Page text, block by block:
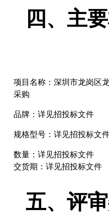
四、 主
项目名称： 深圳市龙岗区
采购
品牌：详见招投标文件
规格型号：详见招投标文
数量：详见招投标文件
交货期：详见招投标文件
五、 评